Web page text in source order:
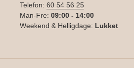
Telefon: 60 54 56 25
Man-Fre: 09:00 - 14:00
Weekend & Helligdage: Lukket